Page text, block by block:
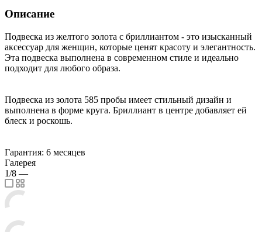
Описание
Подвеска из желтого золота с бриллиантом - это изысканный
аксессуар для женщин, которые ценят красоту и элегантность.
Эта подвеска выполнена в современном стиле и идеально
подходит для любого образа.
Подвеска из золота 585 пробы имеет стильный дизайн и
выполнена в форме круга. Бриллиант в центре добавляет ей
блеск и роскошь.
Гарантия: 6 месяцев
Галерея
1/8 —